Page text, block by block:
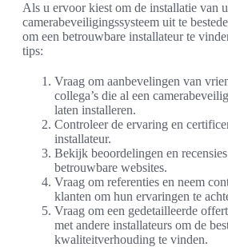
Als u ervoor kiest om de installatie van
camerabeveiligingssysteem uit te
om een betrouwbare installateur te
tips:
Vraag om aanbevelingen van
collega’s die al een
laten installeren.
Controleer de ervaring en
installateur.
Bekijk beoordelingen en
betrouwbare websites.
Vraag om referenties en neem
klanten om hun ervaringen te
Vraag om een gedetailleerde
met andere installateurs om de
kwaliteitverhouding te vinden.